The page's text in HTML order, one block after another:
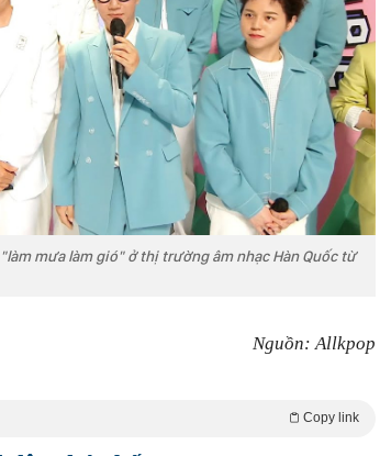
mưa làm gió" ở thị trường âm nhạc Hàn Quốc từ
Nguồn: Allkpop
Copy link